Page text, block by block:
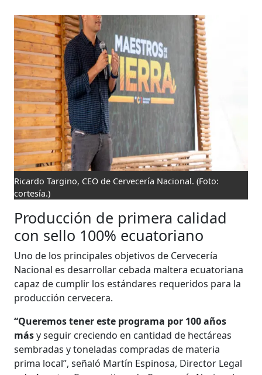
Ricardo Targino, CEO de Cervecería Nacional. (Foto:
cortesía.)
Producción de primera calidad
con sello 100% ecuatoriano
Uno de los principales objetivos de Cervecería
Nacional es desarrollar cebada maltera ecuatoriana
capaz de cumplir los estándares requeridos para la
producción cervecera.
“Queremos tener este programa por 100 años
másy seguir creciendo en cantidad de hectáreas
sembradas y toneladas compradas de materia
prima local”, señaló Martín Espinosa, Director Legal